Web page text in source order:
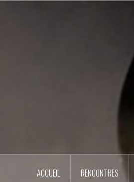
ACCUEIL RENCONTRES